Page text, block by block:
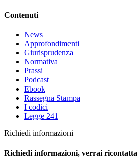
Contenuti
News
Approfondimenti
Giurisprudenza
Normativa
Prassi
Podcast
Ebook
Rassegna Stampa
I codici
Legge 241
Richiedi informazioni
Richiedi informazioni, verrai